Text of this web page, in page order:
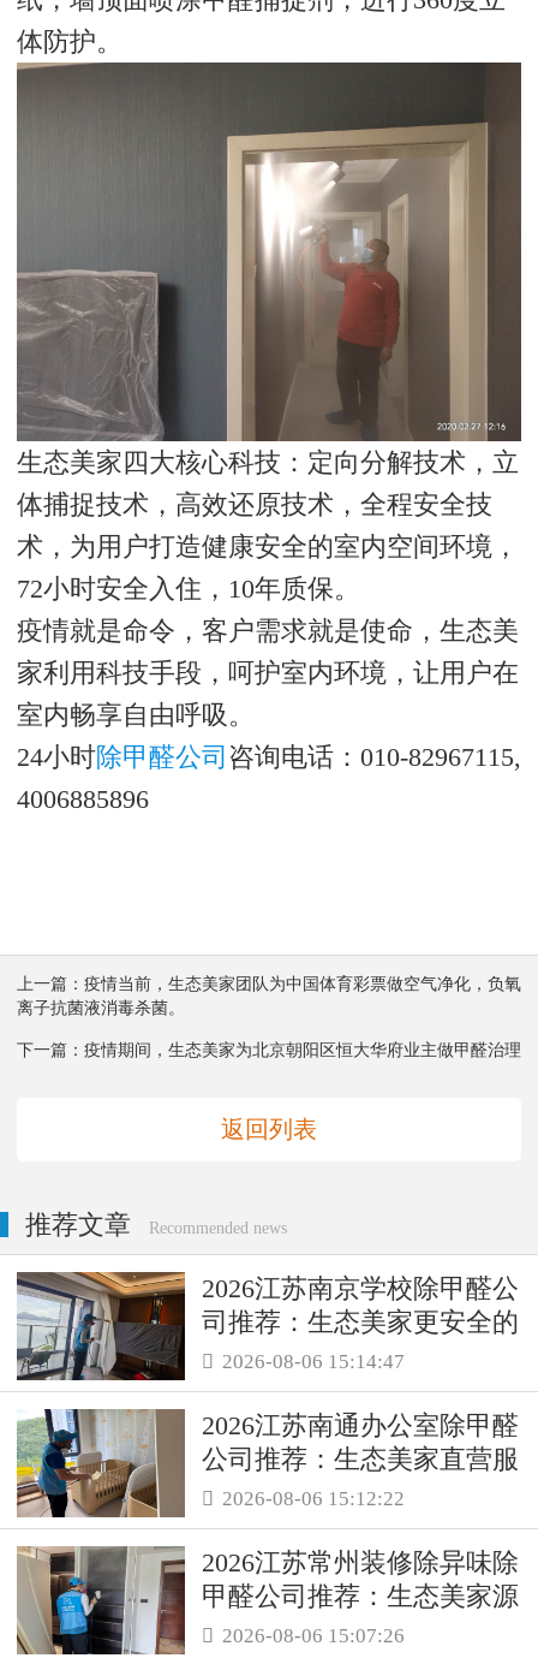
体防护。
生态美家四大核心科技：定向分解技术，立
体捕捉技术，高效还原技术，全程安全技
术，为用户打造健康安全的室内空间环境，
72小时安全入住，10年质保。
疫情就是命令，客户需求就是使命，生态美
家利用科技手段，呵护室内环境，让用户在
室内畅享自由呼吸。
24小时除甲醛公司 咨询电话：010-82967115,
4006885896
上一篇： 疫情当前，生态美家团队为中国体育彩票做空气净化，负氧
离子抗菌液消毒杀菌。
下一篇： 疫情期间，生态美家为北京朝阳区恒大华府业主做甲醛治理
返回列表
推荐文章 Recommended news
2026江苏南京学校除甲醛公
司推荐：生态美家更安全的
母婴级治理服务！
 2026-08-06 15:14:47
2026江苏南通办公室除甲醛
公司推荐：生态美家直营服
务保障职场空气品质
 2026-08-06 15:12:22
2026江苏常州装修除异味除
甲醛公司推荐：生态美家源
头消解复合装修污染
 2026-08-06 15:07:26